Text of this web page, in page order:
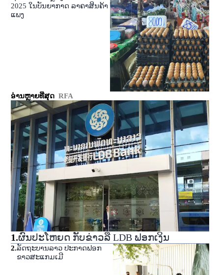
2025 ໃນບັນຍາກາດ ລາຄາສິນຄ້າ
ແພງ
ອ່ານຫຼາຍທີ່ສຸດ RFA
1.ຜົນປະໂຫຍດ ກັບຂ່າວລື LDB ຟອກເງິນ
2.ລັດຖະບານລາວ ປະກາດຟອກ
ຂາວສະແກມເມີ